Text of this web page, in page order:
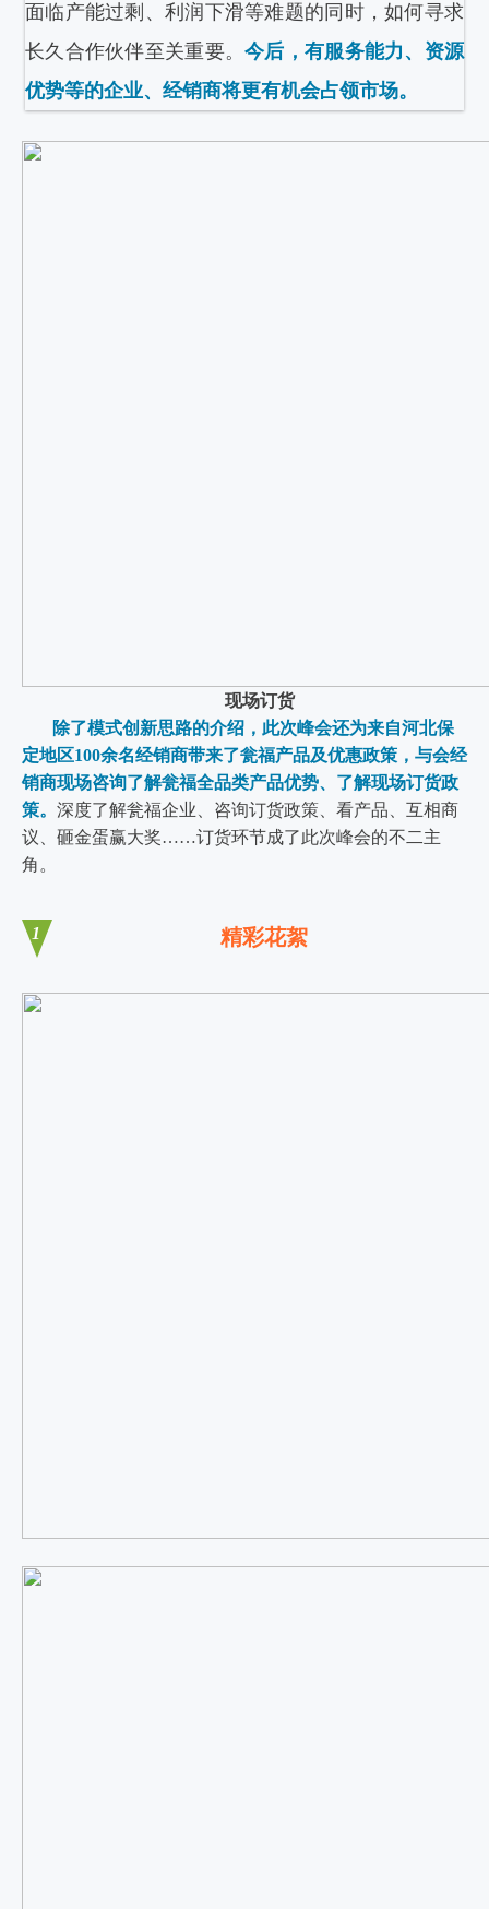
面临产能过剩、利润下滑等难题的同时，如何寻求
长久合作伙伴至关重要。今后，有服务能力、资源
优势等的企业、经销商将更有机会占领市场。
现场订货
除了模式创新思路的介绍，此次峰会还为来自河北保
定地区100余名经销商带来了瓮福产品及优惠政策，与会经
销商现场咨询了解瓮福全品类产品优势、了解现场订货政
策。 深度了解瓮福企业、咨询订货政策、看产品、互相商
议、砸金蛋赢大奖……订货环节成了此次峰会的不二主
角。
1 精彩花絮